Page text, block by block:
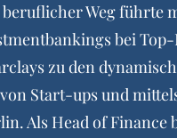
Weg führte
bei
zu den
Start-ups und
Als Head of Finance